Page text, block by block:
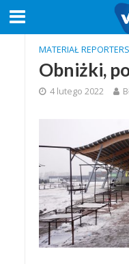
MATERIAŁ
Obniżki,
4 lutego 2022